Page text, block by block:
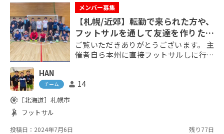
メンバー募集
【札幌/近郊】転勤で来られた方や、
フットサルを通して友達を作りたい
方を大募集！！⚽️
ご覧いただきありがとうございます。 主
催者自ら本州に直接フットサルしに行き
し環境を作っております。 人間性を重視
実績のあるゲストの方々が来られてのフ
HAN
チーム person 14
share_location ［北海道］ 札幌市
sports_handball フットサル
投稿日：2024年7月6日 残り77日